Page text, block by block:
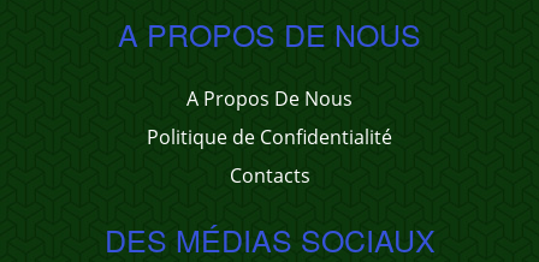
A PROPOS DE NOUS
A Propos De Nous
Politique de Confidentialité
Contacts
DES MÉDIAS SOCIAUX